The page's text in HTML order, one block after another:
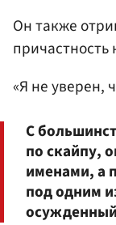
Он также
причастность
«Я не уверен,
С
по скайпу,
именами, а
под одним